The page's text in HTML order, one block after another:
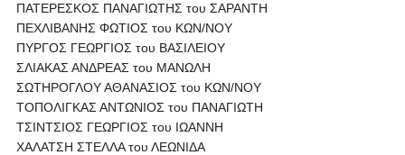
ΠΑΤΕΡΕΣΚΟΣ ΠΑΝΑΓΙΩΤΗΣ του ΣΑΡΑΝΤΗ
ΠΕΧΛΙΒΑΝΗΣ ΦΩΤΙΟΣ του ΚΩΝ/ΝΟΥ
ΠΥΡΓΟΣ ΓΕΩΡΓΙΟΣ του ΒΑΣΙΛΕΙΟΥ
ΣΛΙΑΚΑΣ ΑΝΔΡΕΑΣ του ΜΑΝΩΛΗ
ΣΩΤΗΡΟΓΛΟΥ ΑΘΑΝΑΣΙΟΣ του ΚΩΝ/ΝΟΥ
ΤΟΠΟΛΙΓΚΑΣ ΑΝΤΩΝΙΟΣ του ΠΑΝΑΓΙΩΤΗ
ΤΣΙΝΤΣΙΟΣ ΓΕΩΡΓΙΟΣ του ΙΩΑΝΝΗ
ΧΑΛΑΤΣΗ ΣΤΕΛΛΑ του ΛΕΩΝΙΔΑ